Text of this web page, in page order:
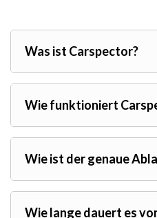
Was ist Carspector?
Wie funktioniert
Wie ist der genaue
Wie lange dauert es